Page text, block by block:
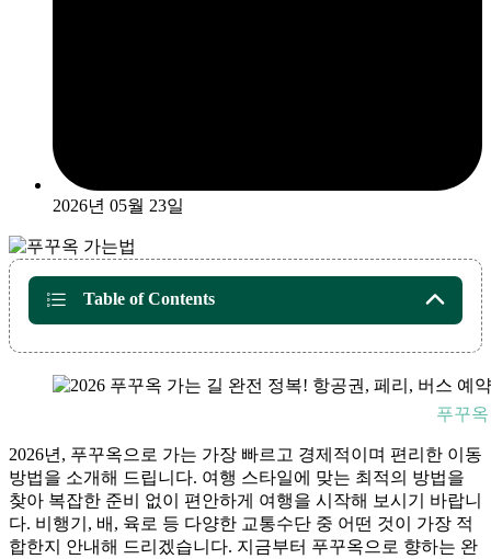
2026년 05월 23일
Table of Contents
푸꾸
2026년, 푸꾸옥으로 가는 가장 빠르고 경제적이며 편리한 이동
방법을 소개해 드립니다. 여행 스타일에 맞는 최적의 방법을
찾아 복잡한 준비 없이 편안하게 여행을 시작해 보시기 바랍니
다. 비행기, 배, 육로 등 다양한 교통수단 중 어떤 것이 가장 적
합한지 안내해 드리겠습니다. 지금부터 푸꾸옥으로 향하는 완